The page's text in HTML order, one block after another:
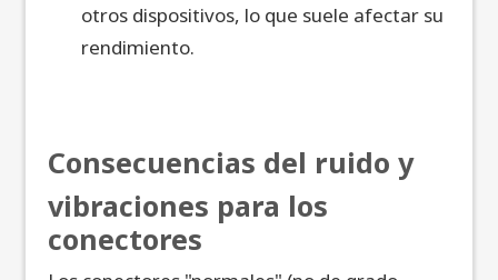
otros dispositivos, lo que suele afectar su
rendimiento.
Consecuencias del ruido y
vibraciones para los
conectores